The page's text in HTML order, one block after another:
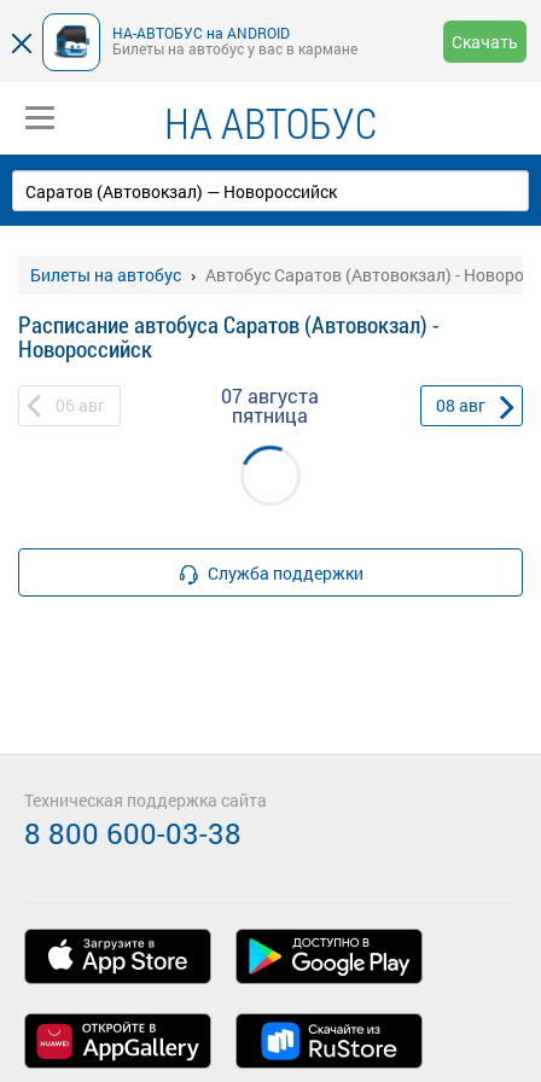
НА-АВТОБУС на ANDROID
Билеты на автобус у вас в кармане
Скачать
НА АВТОБУС
Билеты на автобус Автобус Саратов (Автовокзал) -
Расписание автобуса Саратов (Автовокзал) -
Новороссийск
06 авг 07 августа
пятница 08 авг
Служба поддержки
Техническая поддержка сайта
8 800 600-03-38